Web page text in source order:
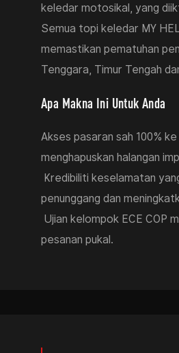
keledar motosikal, yang
Semua topi keledar MY
memastikan pematuhan
Tenggara, Timur Tengah
Apa Makna Ini Untuk Anda
Akses pasaran sah 100%
menghapuskan halangan
Kredibiliti keselamatan
penunggang dan
Ujian kelompok ECE COP
pesanan pukal.
FF936 ECE